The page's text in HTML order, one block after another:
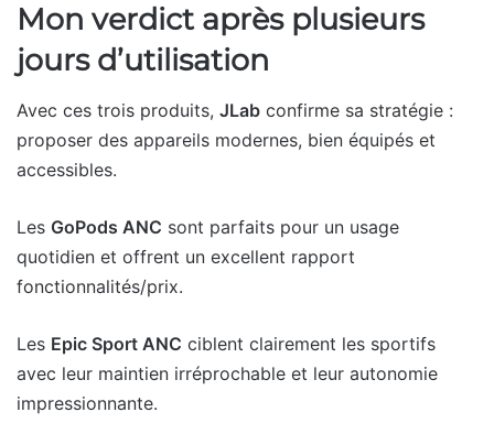
Mon verdict après plusieurs
jours d’utilisation
Avec ces trois produits, JLab confirme sa stratégie :
proposer des appareils modernes, bien équipés et
accessibles.
Les GoPods ANC sont parfaits pour un usage
quotidien et offrent un excellent rapport
fonctionnalités/prix.
Les Epic Sport ANC ciblent clairement les sportifs
avec leur maintien irréprochable et leur autonomie
impressionnante.